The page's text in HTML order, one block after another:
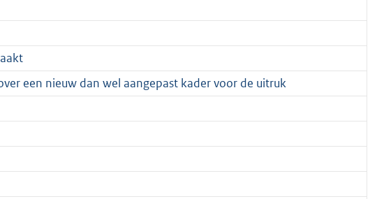
een nieuw dan wel aangepast kader voor de uitruk